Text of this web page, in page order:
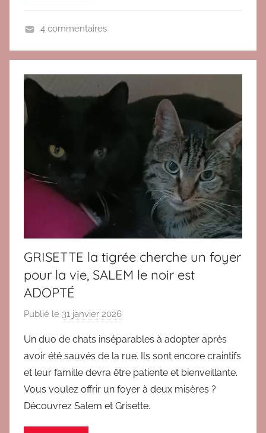
d
o
t
é
é
c
n
t
4 commentaires
GRISETTE la tigrée cherche un foyer
pour la vie, SALEM le noir est
ADOPTÉ
Publié le 31 janvier 2026
r
V
E
R
O
Un duo de chats inséparables à adopter après
avoir été sauvés de la rue. Ils sont encore craintifs
et leur famille devra être patiente et bienveillante.
Vous voulez offrir un foyer à deux misères ?
Découvrez Salem et Grisette.